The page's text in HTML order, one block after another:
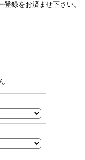
録をお済ませ下さい。